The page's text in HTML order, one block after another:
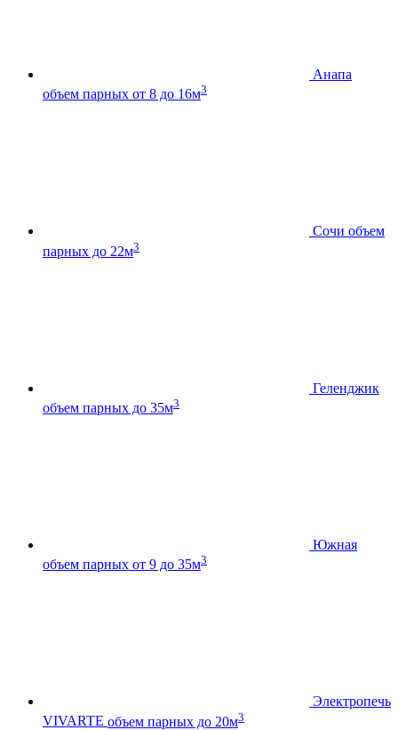
Анапа
объем парных от 8 до 16м3
Сочи объем
парных до 22м3
Геленджик
объем парных до 35м3
Южная
объем парных от 9 до 35м3
Электропечь
VIVARTE объем парных до 20м3